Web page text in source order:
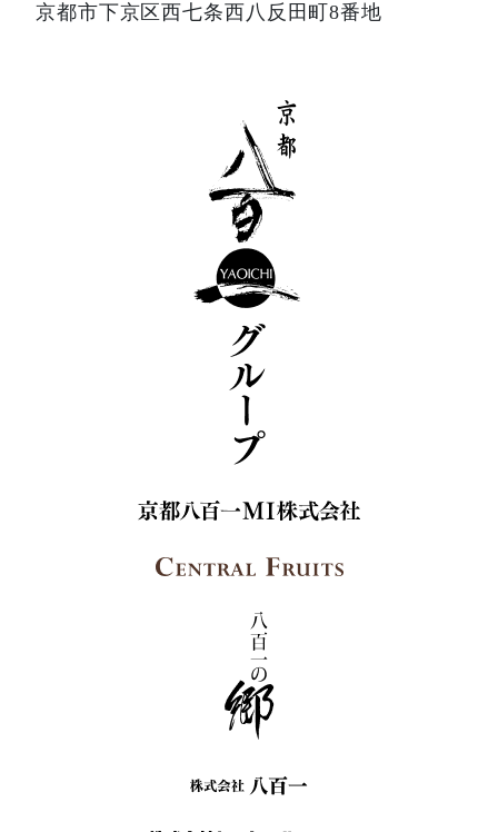
京都市下京区西七条西八反田町8番地